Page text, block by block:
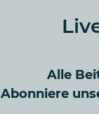
Alle
Abonniere